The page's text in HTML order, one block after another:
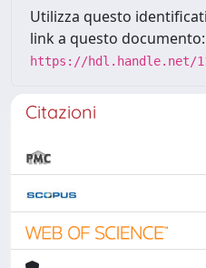
Utilizza questo
link a questo documento:
https://hdl.handle.net/
Citazioni